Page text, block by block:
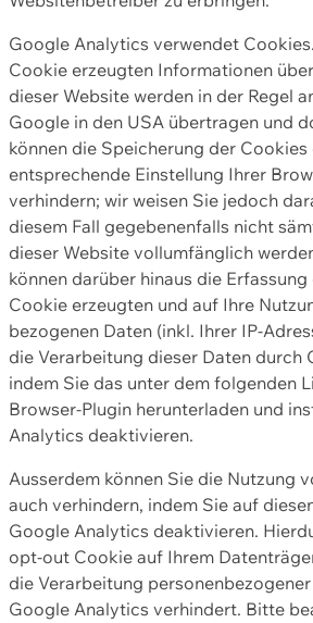
Google Analytics verwendet
Cookie erzeugten Informationen
dieser Website werden in der Regel
Google in den USA übertragen und
können die Speicherung der Cookies
entsprechende Einstellung Ihrer
verhindern; wir weisen Sie jedoch
diesem Fall gegebenenfalls nicht
dieser Website vollumfänglich
können darüber hinaus die
Cookie erzeugten und auf Ihre
bezogenen Daten (inkl. Ihrer IP-
die Verarbeitung dieser Daten durch
indem Sie das unter dem folgenden
Browser-Plugin herunterladen und
Analytics deaktivieren.
Ausserdem können Sie die Nutzung
auch verhindern, indem Sie auf
Google Analytics deaktivieren.
opt-out Cookie auf Ihrem
die Verarbeitung
Google Analytics verhindert. Bitte